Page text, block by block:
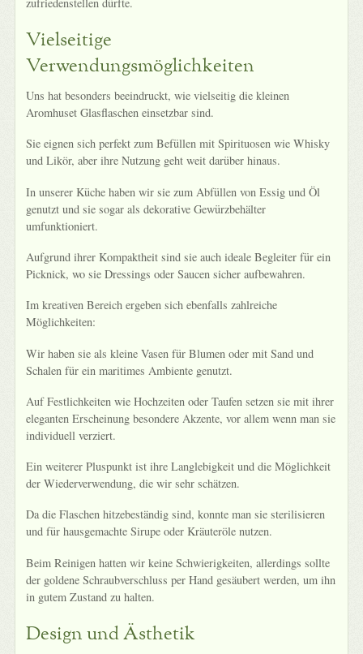
Vielseitige
Verwendungsmöglichkeiten
Uns hat besonders beeindruckt, wie vielseitig die kleinen
Aromhuset Glasflaschen einsetzbar sind.
Sie eignen sich perfekt zum Befüllen mit Spirituosen wie Whisky
und Likör, aber ihre Nutzung geht weit darüber hinaus.
In unserer Küche haben wir sie zum Abfüllen von Essig und Öl
genutzt und sie sogar als dekorative Gewürzbehälter
umfunktioniert.
Aufgrund ihrer Kompaktheit sind sie auch ideale Begleiter für ein
Picknick, wo sie Dressings oder Saucen sicher aufbewahren.
Im kreativen Bereich ergeben sich ebenfalls zahlreiche
Möglichkeiten:
Wir haben sie als kleine Vasen für Blumen oder mit Sand und
Schalen für ein maritimes Ambiente genutzt.
Auf Festlichkeiten wie Hochzeiten oder Taufen setzen sie mit ihrer
eleganten Erscheinung besondere Akzente, vor allem wenn man sie
individuell verziert.
Ein weiterer Pluspunkt ist ihre Langlebigkeit und die Möglichkeit
der Wiederverwendung, die wir sehr schätzen.
Da die Flaschen hitzebeständig sind, konnte man sie sterilisieren
und für hausgemachte Sirupe oder Kräuteröle nutzen.
Beim Reinigen hatten wir keine Schwierigkeiten, allerdings sollte
der goldene Schraubverschluss per Hand gesäubert werden, um ihn
in gutem Zustand zu halten.
Design und Ästhetik